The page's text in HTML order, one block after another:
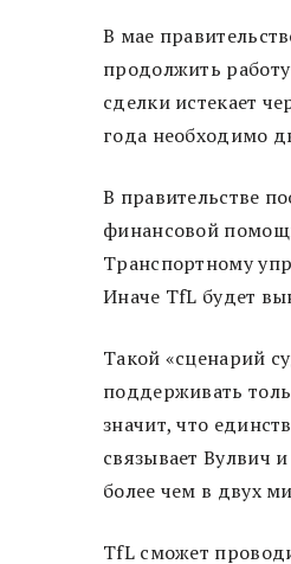
В мае
продолжить
сделки истекает
года необходимо
В правительстве
финансовой
Транспортному
Иначе TfL будет
Такой «сценарий
поддерживать
значит, что
связывает Вулвич
более чем в двух
TfL сможет